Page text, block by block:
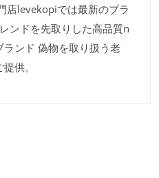
店levekopiでは最新のブラ
ンドを先取りした高品質n
ンド 偽物を取り扱う老
供。